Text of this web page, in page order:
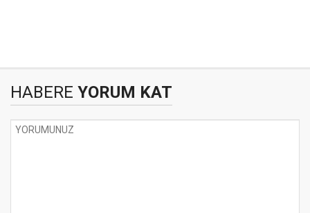
HABERE YORUM KAT